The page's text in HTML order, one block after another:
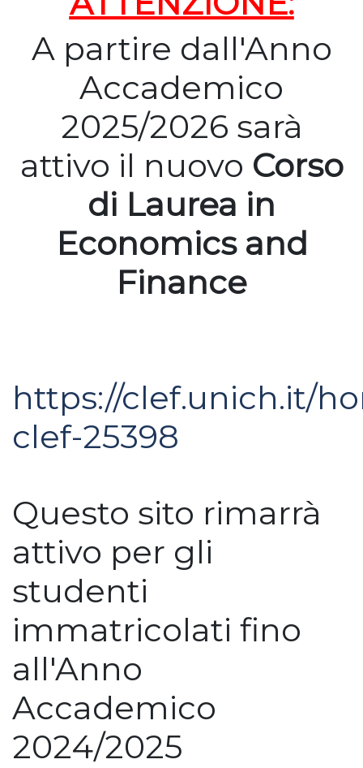
A partire dall'Anno
Accademico
2025/2026 sarà
attivo il nuovo Corso
di Laurea in
Economics and
Finance
https://clef.unich.it/
clef-25398
Questo sito rimarrà
attivo per gli
studenti
immatricolati fino
all'Anno
Accademico
2024/2025­